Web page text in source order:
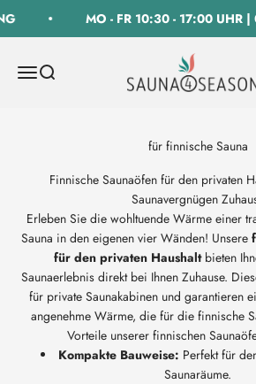
MO - FR 10:30 - 17:00 UHR |
Navigationsmenü öffnen
Suche öffnen
SAUNA 4 SEASONS
Finnische Saunaöfen für den privaten
Saunavergnügen
Erleben Sie die wohltuende Wärme einer
Sauna in den eigenen vier Wänden! Unsere
für den privaten Haushaltbieten
Saunaerlebnis direkt bei Ihnen Zuhause.
für private Saunakabinen und garantieren
angenehme Wärme, die für die finnische
Vorteile unserer finnischen
Kompakte Bauweise: Perfekt für
Saunaräume.